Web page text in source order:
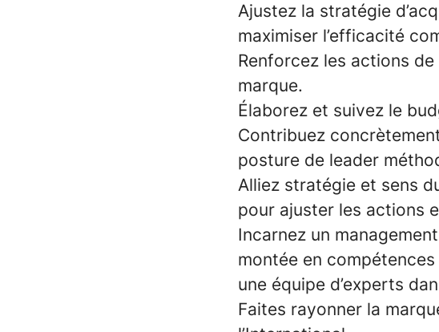
Ajustez la stratégie
maximiser l’efficacité
Renforcez les actions
marque.
Élaborez et suivez le
Contribuez
posture de leader
Alliez stratégie et sens
pour ajuster les actions
Incarnez un
montée en
une équipe d’experts
Faites rayonner la